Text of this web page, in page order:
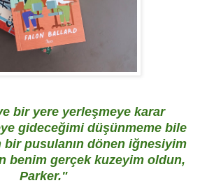
bir yere yerleşmeye karar
gideceğimi düşünmeme bile
bir pusulanın dönen iğnesiyim
benim gerçek kuzeyim oldun,
Parker."